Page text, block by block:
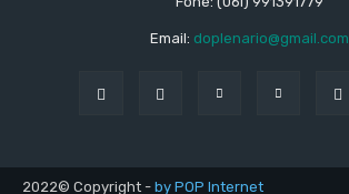
Email: doplenario@gmail.com
2022© Copyright - by POP Internet